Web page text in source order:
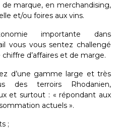
marque, en merchandising,
et/ou foires aux vins.
importante dans
vous vous sentez challengé
d’affaires et de marge.
d’une gamme large et très
des terroirs Rhodanien,
et surtout : « répondant aux
actuels ».
;